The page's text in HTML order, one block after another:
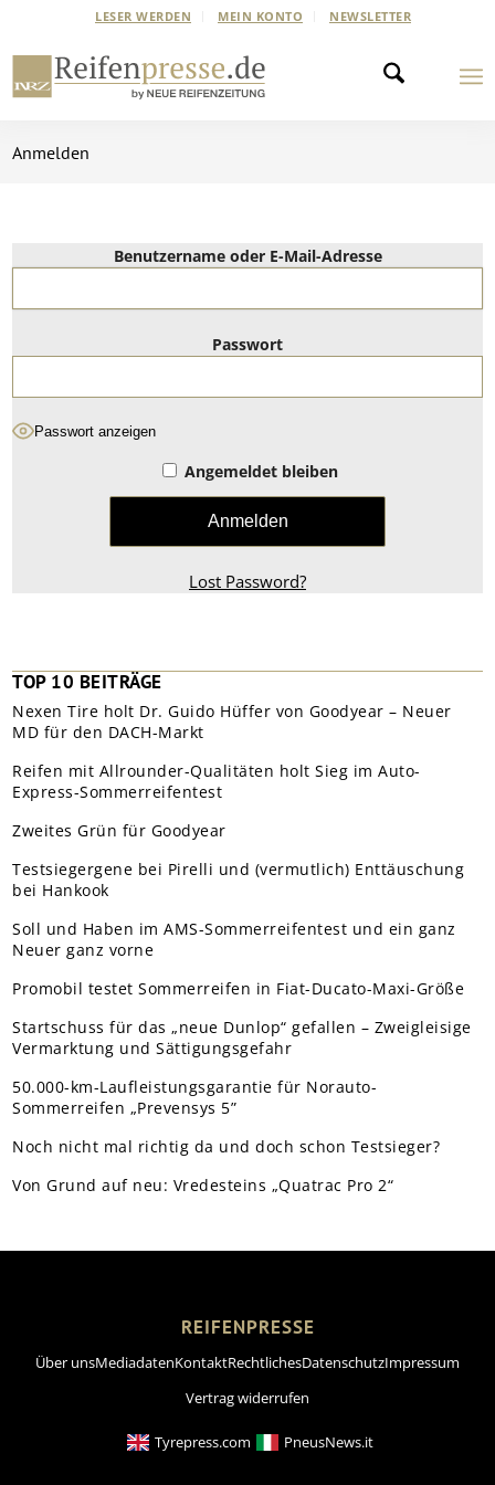
LESER WERDEN MEIN KONTO NEWSLETTER
Anmelden
Benutzername oder E-Mail-Adresse
Passwort
Passwort anzeigen
Angemeldet bleiben
Lost Password?
TOP 10 BEITRÄGE
Nexen Tire holt Dr. Guido Hüffer von Goodyear – Neuer
MD für den DACH-Markt
Reifen mit Allrounder-Qualitäten holt Sieg im Auto-
Express-Sommerreifentest
Zweites Grün für Goodyear
Testsiegergene bei Pirelli und (vermutlich) Enttäuschung
bei Hankook
Soll und Haben im AMS-Sommerreifentest und ein ganz
Neuer ganz vorne
Promobil testet Sommerreifen in Fiat-Ducato-Maxi-Größe
Startschuss für das „neue Dunlop“ gefallen – Zweigleisige
Vermarktung und Sättigungsgefahr
50.000-km-Laufleistungsgarantie für Norauto-
Sommerreifen „Prevensys 5”
Noch nicht mal richtig da und doch schon Testsieger?
Von Grund auf neu: Vredesteins „Quatrac Pro 2“
REIFENPRESSE
Über unsMediadatenKontaktRechtlichesDatenschutzImpressum
Vertrag widerrufen
Tyrepress.com PneusNews.it